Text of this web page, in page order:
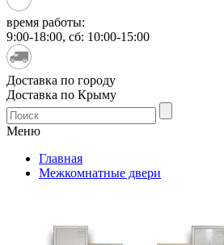
время работы:
9:00-18:00, сб: 10:00-15:00
Доставка по городу
Доставка по Крыму
Меню
Главная
Межкомнатные двери